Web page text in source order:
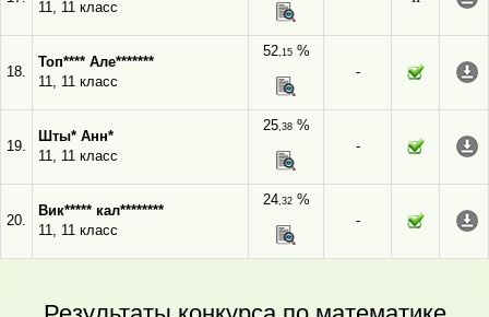
11, 11 класс
18.
Топ**** Але*******
11, 11 класс
52,15%
-
19.
Шты* Анн*
11, 11 класс
25,38%
-
20.
Вик***** кал********
11, 11 класс
24,32%
-